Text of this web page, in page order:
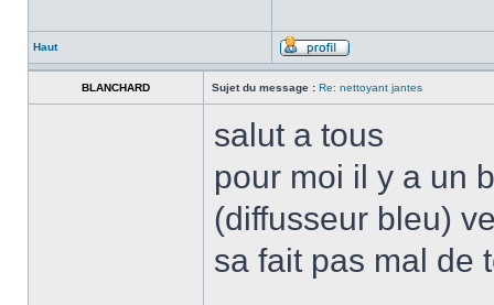
Haut
BLANCHARD Sujet du message : Re: nettoyant jantes
salut a tous
pour moi il y a un
(diffusseur bleu)
sa fait pas mal de